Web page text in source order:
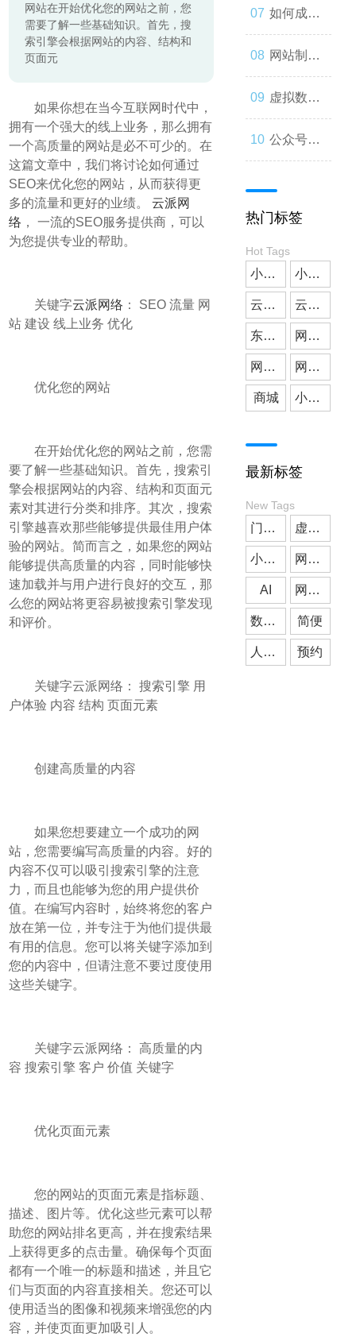
网站在开始优化您的网站之前，您
需要了解一些基础知识。首先，搜
索引擎会根据网站的内容、结构和
页面元
如果你想在当今互联网时代中，
拥有一个强大的线上业务，那么拥有
一个高质量的网站是必不可少的。在
这篇文章中，我们将讨论如何通过
SEO来优化您的网站，从而获得更
多的流量和更好的业绩。云派网
络 ， 一流的SEO服务提供商，可以
为您提供专业的帮助。
关键字云派网络 ： SEO 流量 网
站 建设 线上业务 优化
优化您的网站
在开始优化您的网站之前，您需
要了解一些基础知识。首先，搜索引
擎会根据网站的内容、结构和页面元
素对其进行分类和排序。其次，搜索
引擎越喜欢那些能够提供最佳用户体
验的网站。简而言之，如果您的网站
能够提供高质量的内容，同时能够快
速加载并与用户进行良好的交互，那
么您的网站将更容易被搜索引擎发现
和评价。
关键字云派网络： 搜索引擎 用
户体验 内容 结构 页面元素
创建高质量的内容
如果您想要建立一个成功的网
站，您需要编写高质量的内容。好的
内容不仅可以吸引搜索引擎的注意
力，而且也能够为您的用户提供价
值。在编写内容时，始终将您的客户
放在第一位，并专注于为他们提供最
有用的信息。您可以将关键字添加到
您的内容中，但请注意不要过度使用
这些关键字。
关键字云派网络： 高质量的内
容 搜索引擎 客户 价值 关键字
优化页面元素
您的网站的页面元素是指标题、
描述、图片等。优化这些元素可以帮
助您的网站排名更高，并在搜索结果
上获得更多的点击量。确保每个页面
都有一个唯一的标题和描述，并且它
们与页面的内容直接相关。您还可以
使用适当的图像和视频来增强您的内
容，并使页面更加吸引人。
众号成为
人们心中
的第一选
择
的分销商
城？
城：为什
么您应该
考虑加
入？
如何成为
微信小程
序开发高
手？
网站制作
流程与技
巧
虚拟数字
人：从奇
现实
公众号开
一款受欢
迎的社交
媒体应用
热门标签
Hot Tags
小微公司 小程序开发
云派网络 云派小程序开发
东莞小程序开发 网站建设
网站搭建 网站开发
商城 小程序商城
最新标签
New Tags
门店预约 虚拟人
小程序商城 网站建设
AI 网站制作
数字人 简便
人工智能 预约